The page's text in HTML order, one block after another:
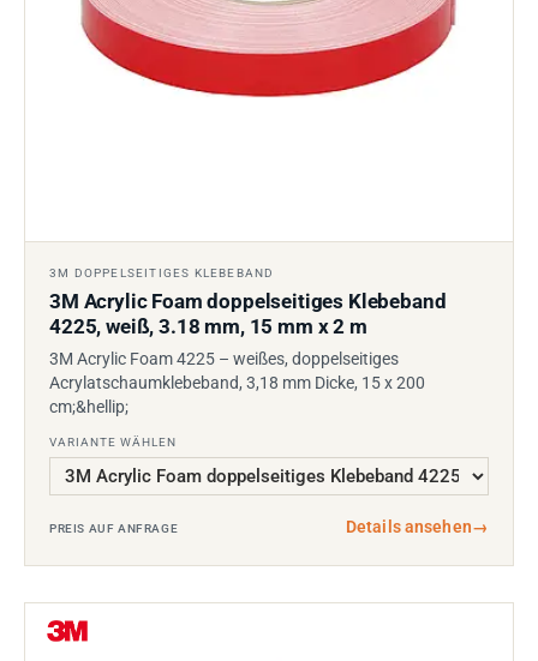
3M DOPPELSEITIGES KLEBEBAND
3M Acrylic Foam doppelseitiges Klebeband
4225, weiß, 3.18 mm, 15 mm x 2 m
3M Acrylic Foam 4225 – weißes, doppelseitiges
Acrylatschaumklebeband, 3,18 mm Dicke, 15 x 200
cm;&hellip;
VARIANTE WÄHLEN
PREIS AUF ANFRAGE Details ansehen→